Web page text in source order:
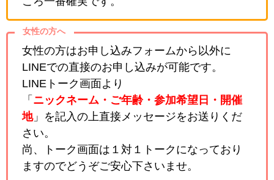
女性の方へ
女性の方はお申し込みフォームから以外に
LINEでの直接のお申し込みが可能です。
LINEトーク画面より
「 ニックネーム・ご年齢・参加希望日・開催
地」を記入の上直接メッセージをお送りくだ
さい。
尚、トーク画面は１対１トークになっており
ますのでどうぞご安心下さいませ。